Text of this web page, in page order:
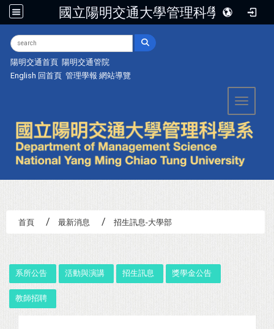
國立陽明交通大學管理科學系
陽明交通首頁 陽明交通管院
English 回首頁 管理學報 網站導覽
Toggle
首頁 最新消息 招生訊息-大學部
系所公告 活動與演講 招生訊息 獎學金公告
教師招聘